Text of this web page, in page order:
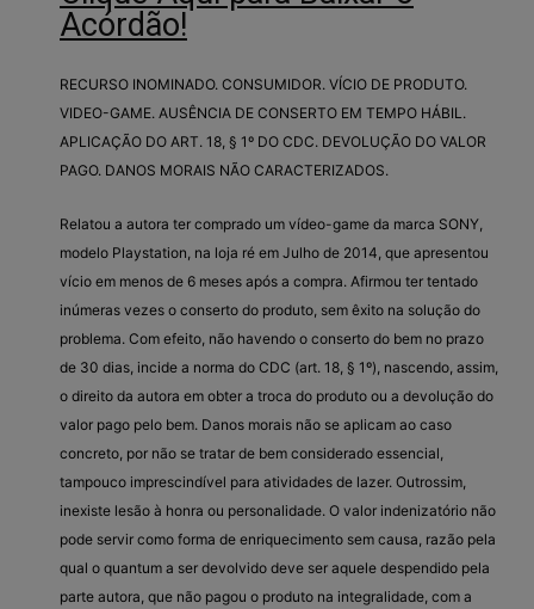
Acórdão!
RECURSO INOMINADO. CONSUMIDOR. VÍCIO DE PRODUTO.
VIDEO-GAME. AUSÊNCIA DE CONSERTO EM TEMPO HÁBIL.
APLICAÇÃO DO ART. 18, § 1º DO CDC. DEVOLUÇÃO DO VALOR
PAGO. DANOS MORAIS NÃO CARACTERIZADOS.
Relatou a autora ter comprado um vídeo-game da marca SONY,
modelo Playstation, na loja ré em Julho de 2014, que apresentou
vício em menos de 6 meses após a compra. Afirmou ter tentado
inúmeras vezes o conserto do produto, sem êxito na solução do
problema. Com efeito, não havendo o conserto do bem no prazo
de 30 dias, incide a norma do CDC (art. 18, § 1º), nascendo, assim,
o direito da autora em obter a troca do produto ou a devolução do
valor pago pelo bem. Danos morais não se aplicam ao caso
concreto, por não se tratar de bem considerado essencial,
tampouco imprescindível para atividades de lazer. Outrossim,
inexiste lesão à honra ou personalidade. O valor indenizatório não
pode servir como forma de enriquecimento sem causa, razão pela
qual o quantum a ser devolvido deve ser aquele despendido pela
parte autora, que não pagou o produto na integralidade, com a